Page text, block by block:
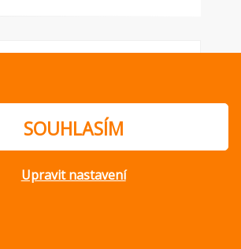
SOUHLASÍM
Upravit nastavení